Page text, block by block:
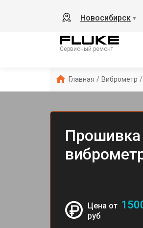
Новосибирск ▼
Сервисный ремонт
Главная / Виброметр /
Цена от
руб